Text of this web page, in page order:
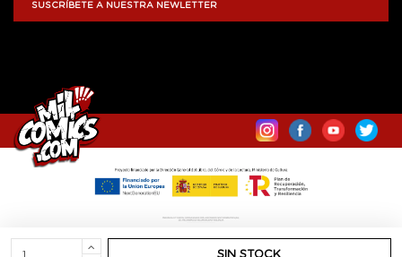
SIN STOCK
SUSCRÍBETE A NUESTRA NEWLETTER